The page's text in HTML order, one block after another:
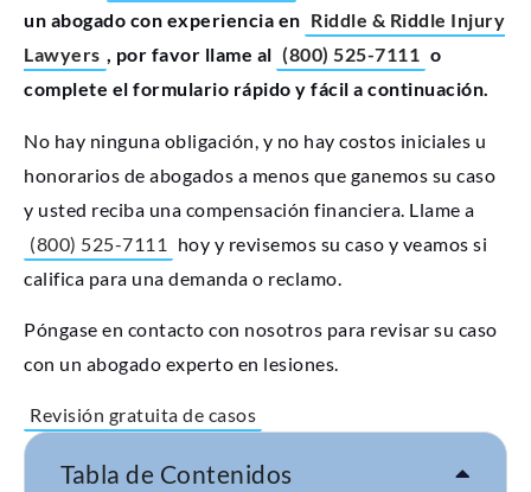
un abogado con experiencia en Riddle & Riddle Injury
Lawyers , por favor llame al (800) 525-7111 o
complete el formulario rápido y fácil a continuación.
No hay ninguna obligación, y no hay costos iniciales u
honorarios de abogados a menos que ganemos su caso
y usted reciba una compensación financiera. Llame a
(800) 525-7111
hoy y revisemos su caso y veamos si
califica para una demanda o reclamo.
Póngase en contacto con nosotros para revisar su caso
con un abogado experto en lesiones.
Revisión gratuita de casos
Tabla de Contenidos